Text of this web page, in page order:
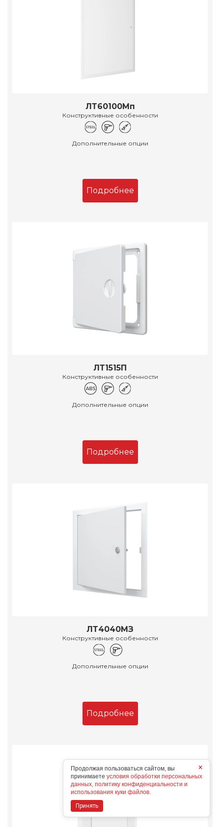
ЛТ60100Мп
Конструктивные особенности
Дополнительные опции
Подробнее
ЛТ1515П
Конструктивные особенности
Дополнительные опции
Подробнее
ЛТ4040МЗ
Конструктивные особенности
Дополнительные опции
Подробнее
×
Продолжая пользоваться сайтом, вы
принимаете условия обработки персональных
данных, политику конфиденциальности и
использования куки файлов.
Принять